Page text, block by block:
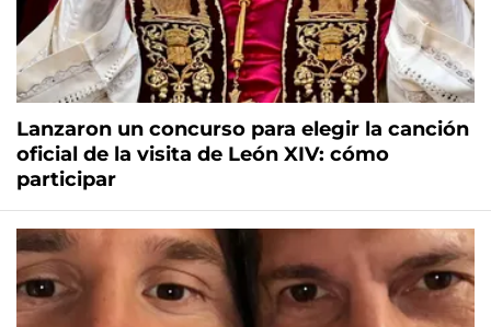
Lanzaron un concurso para elegir la canción
oficial de la visita de León XIV: cómo
participar